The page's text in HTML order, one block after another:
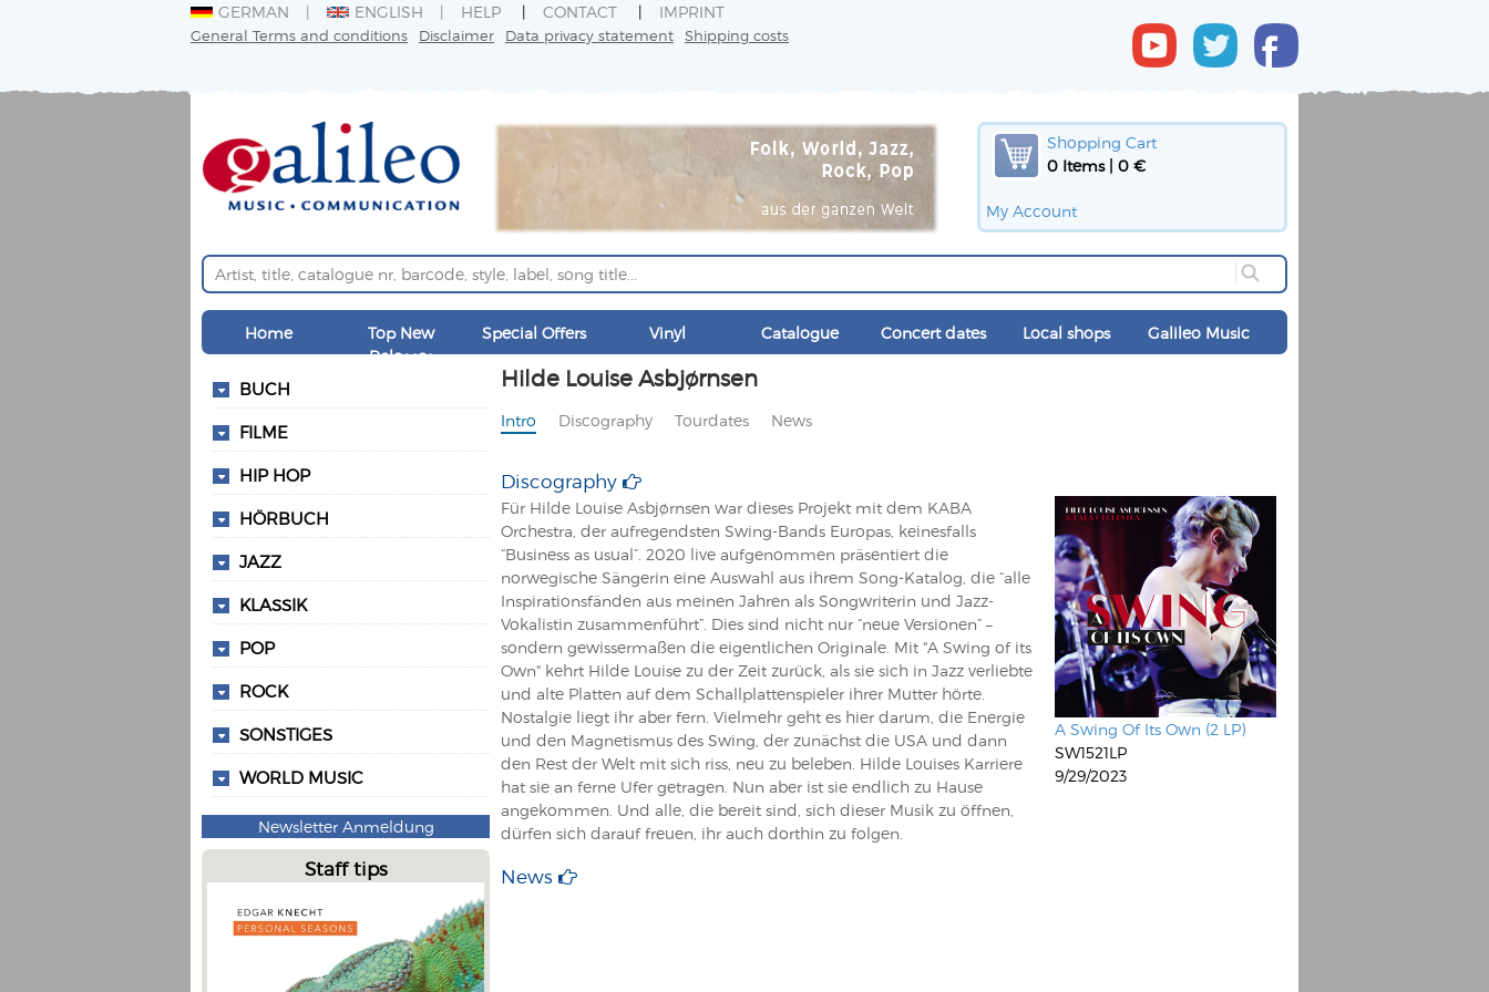
GERMAN ENGLISH HELP CONTACT IMPRINT
General Terms and conditions Disclaimer Data privacy statement Shipping costs
Shopping Cart
0 Items | 0 €
My Account
Home
Top New
Releases
Special Offers Vinyl Catalogue Concert dates Local shops Galileo Music
BUCH
FILME
HIP HOP
HÖRBUCH
JAZZ
KLASSIK
POP
ROCK
SONSTIGES
WORLD MUSIC
Newsletter Anmeldung
Staff tips
Hilde Louise Asbjørnsen
Intro Discography Tourdates News
Discography
Für Hilde Louise Asbjørnsen war dieses Projekt mit dem KABA
Orchestra, der aufregendsten Swing-Bands Europas, keinesfalls
“Business as usual”. 2020 live aufgenommen präsentiert die
norwegische Sängerin eine Auswahl aus ihrem Song-Katalog, die “alle
Inspirationsfänden aus meinen Jahren als Songwriterin und Jazz-
Vokalistin zusammenführt”. Dies sind nicht nur “neue Versionen” –
sondern gewissermaßen die eigentlichen Originale. Mit "A Swing of its
Own" kehrt Hilde Louise zu der Zeit zurück, als sie sich in Jazz verliebte
und alte Platten auf dem Schallplattenspieler ihrer Mutter hörte.
Nostalgie liegt ihr aber fern. Vielmehr geht es hier darum, die Energie
und den Magnetismus des Swing, der zunächst die USA und dann
den Rest der Welt mit sich riss, neu zu beleben. Hilde Louises Karriere
hat sie an ferne Ufer getragen. Nun aber ist sie endlich zu Hause
angekommen. Und alle, die bereit sind, sich dieser Musik zu öffnen,
dürfen sich darauf freuen, ihr auch dorthin zu folgen.
A Swing Of Its Own (2 LP)
SW1521LP
9/29/2023
News